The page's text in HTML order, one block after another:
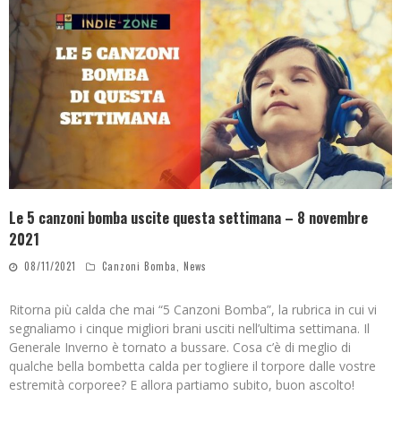
Le 5 canzoni bomba uscite questa settimana – 8 novembre
2021
08/11/2021 Canzoni Bomba, News
Ritorna più calda che mai “5 Canzoni Bomba”, la rubrica in cui vi
segnaliamo i cinque migliori brani usciti nell’ultima settimana. Il
Generale Inverno è tornato a bussare. Cosa c’è di meglio di
qualche bella bombetta calda per togliere il torpore dalle vostre
estremità corporee? E allora partiamo subito, buon ascolto!